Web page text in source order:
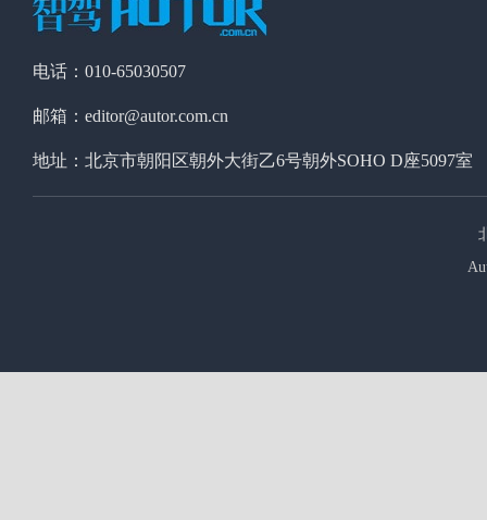
电话：010-65030507
邮箱：editor@autor.com.cn
地址：北京市朝阳区朝外大街乙6号朝外SOHO D座5097室